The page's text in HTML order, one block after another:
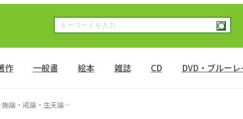
作 一般書 絵本 雑誌 CD DVD・ブルーレ
論・戒論・生天論―